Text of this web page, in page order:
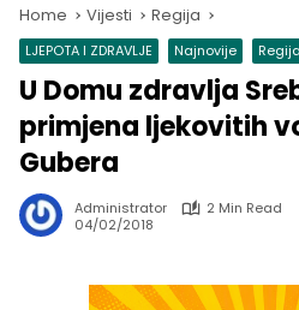
Home Vijesti Regija
LJEPOTA I ZDRAVLJE Najnovije Regija
U Domu zdravlja
primjena ljekovitih
Gubera
Administrator
2 Min Read
04/02/2018